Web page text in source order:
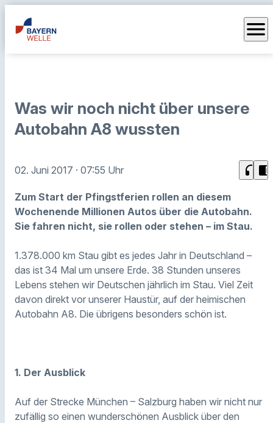
menu
Was wir noch nicht über unsere
Autobahn A8 wussten
02. Juni 2017 · 07:55 Uhr headphones chrome_reader_mode
Zum Start der Pfingstferien rollen an diesem
Wochenende Millionen Autos über die Autobahn.
Sie fahren nicht, sie rollen oder stehen – im Stau.
1.378.000 km Stau gibt es jedes Jahr in Deutschland –
das ist 34 Mal um unsere Erde. 38 Stunden unseres
Lebens stehen wir Deutschen jährlich im Stau. Viel Zeit
davon direkt vor unserer Haustür, auf der heimischen
Autobahn A8. Die übrigens besonders schön ist.
1. Der Ausblick
Auf der Strecke München – Salzburg haben wir nicht nur
zufällig so einen wunderschönen Ausblick über den